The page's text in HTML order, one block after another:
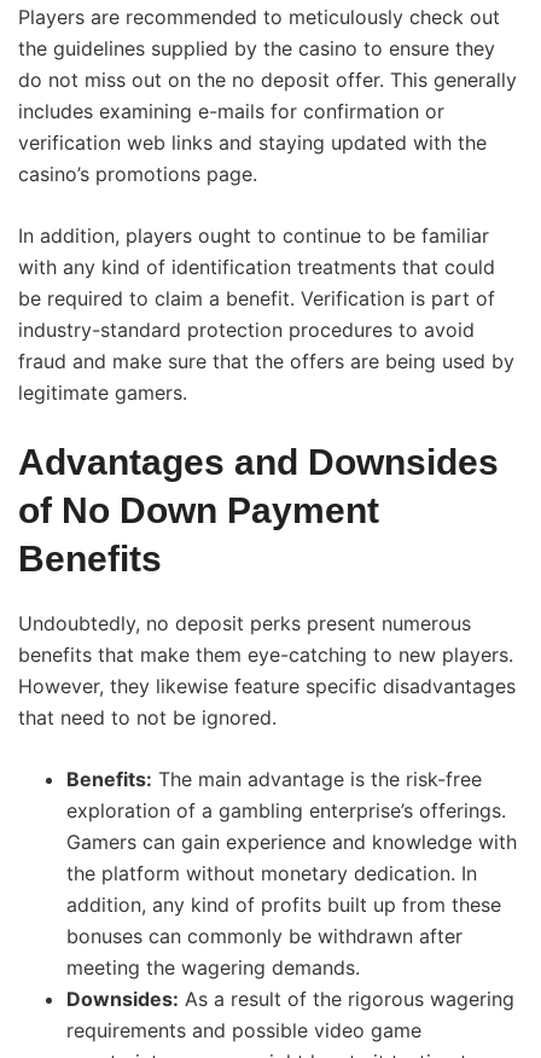
Players are recommended to meticulously check out
the guidelines supplied by the casino to ensure they
do not miss out on the no deposit offer. This generally
includes examining e-mails for confirmation or
verification web links and staying updated with the
casino’s promotions page.
In addition, players ought to continue to be familiar
with any kind of identification treatments that could
be required to claim a benefit. Verification is part of
industry-standard protection procedures to avoid
fraud and make sure that the offers are being used by
legitimate gamers.
Advantages and Downsides
of No Down Payment
Benefits
Undoubtedly, no deposit perks present numerous
benefits that make them eye-catching to new players.
However, they likewise feature specific disadvantages
that need to not be ignored.
Benefits: The main advantage is the risk-free
exploration of a gambling enterprise’s offerings.
Gamers can gain experience and knowledge with
the platform without monetary dedication. In
addition, any kind of profits built up from these
bonuses can commonly be withdrawn after
meeting the wagering demands.
Downsides: As a result of the rigorous wagering
requirements and possible video game